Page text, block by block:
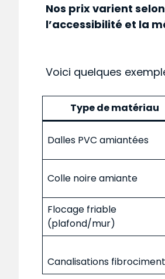
Nos prix varient
l’accessibilité et la
Voici quelques
Type de matériau
Dalles PVC amiantées
Colle noire amiante
Flocage friable
(plafond/mur)
Canalisations fibrociment